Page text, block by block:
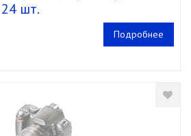
шт.
Подробнее